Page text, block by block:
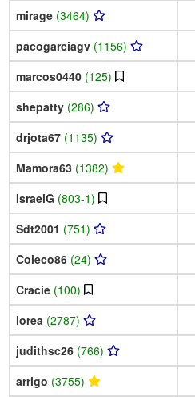
mirage (3464)
pacogarciagv (1156)
marcos0440 (125)
shepatty (286)
drjota67 (1135)
Mamora63 (1382)
IsraelG (803-1)
Sdt2001 (751)
Coleco86 (24)
Cracie (100)
lorea (2787)
judithsc26 (766)
arrigo (3755)